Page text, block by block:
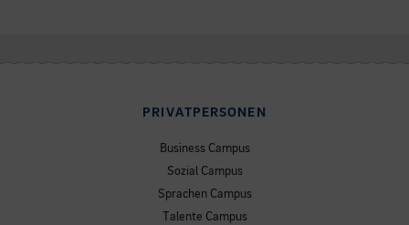
PRIVATPERSONEN
Business Campus
Sozial Campus
Sprachen Campus
Talente Campus